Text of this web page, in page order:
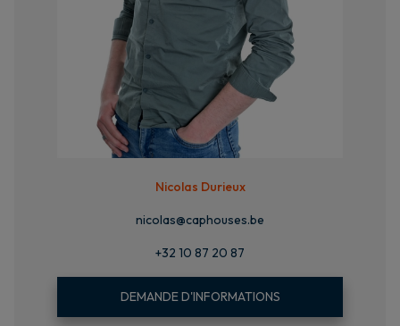
Nicolas Durieux
nicolas@caphouses.be
+32 10 87 20 87
DEMANDE D'INFORMATIONS